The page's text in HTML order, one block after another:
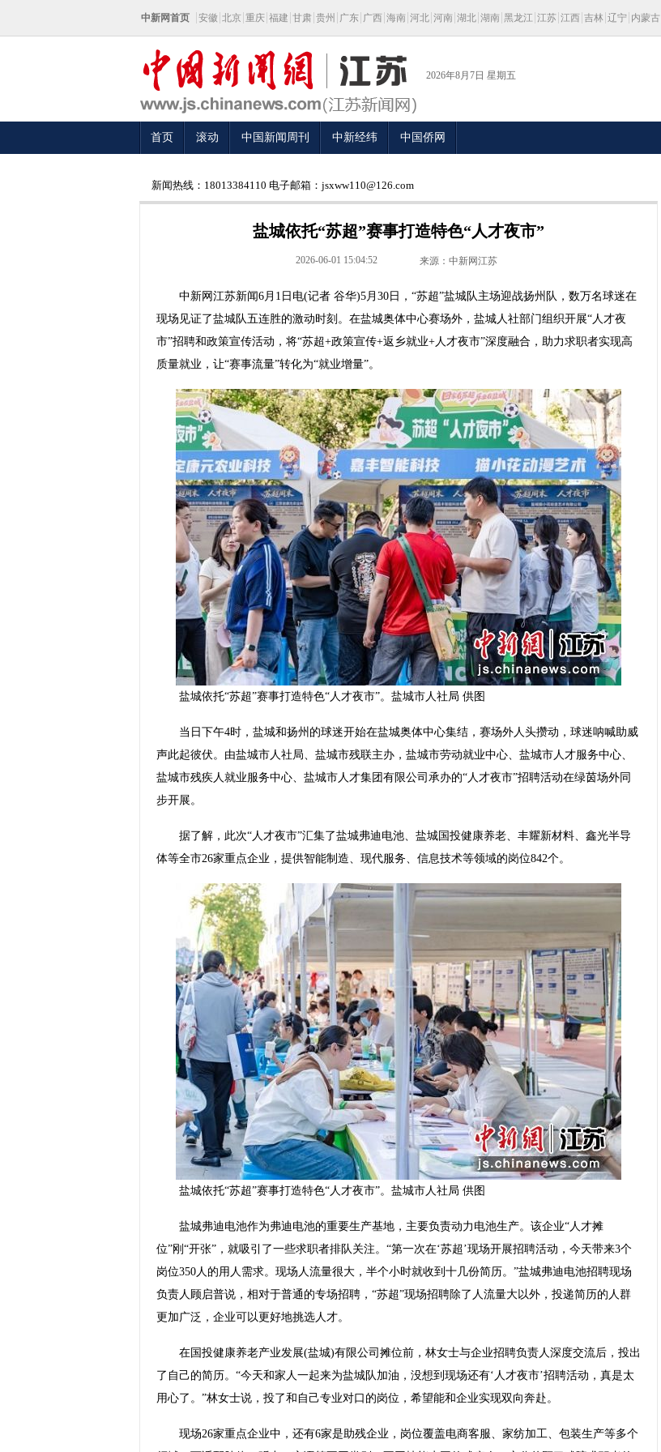
中新网首页 安徽 北京 重庆 福建 甘肃 贵州 广东 广西 海南 河北 河南 湖北 湖南 黑龙江 江苏 江西 吉林 辽宁 内蒙古
2026年8月7日 星期五
首页 滚动 中国新闻周刊 中新经纬 中国侨网
新闻热线：18013384110 电子邮箱：jsxww110@126.com
盐城依托“苏超”赛事打造特色“人才夜市”
2026-06-01 15:04:52 来源：中新网江苏
中新网江苏新闻6月1日电(记者 谷华)5月30日，“苏超”盐城队主场迎战扬州队，数万名球迷在
现场见证了盐城队五连胜的激动时刻。在盐城奥体中心赛场外，盐城人社部门组织开展“人才夜
市”招聘和政策宣传活动，将“苏超+政策宣传+返乡就业+人才夜市”深度融合，助力求职者实现高
质量就业，让“赛事流量”转化为“就业增量”。
盐城依托“苏超”赛事打造特色“人才夜市”。盐城市人社局 供图
当日下午4时，盐城和扬州的球迷开始在盐城奥体中心集结，赛场外人头攒动，球迷呐喊助威
声此起彼伏。由盐城市人社局、盐城市残联主办，盐城市劳动就业中心、盐城市人才服务中心、
盐城市残疾人就业服务中心、盐城市人才集团有限公司承办的“人才夜市”招聘活动在绿茵场外同
步开展。
据了解，此次“人才夜市”汇集了盐城弗迪电池、盐城国投健康养老、丰耀新材料、鑫光半导
体等全市26家重点企业，提供智能制造、现代服务、信息技术等领域的岗位842个。
盐城依托“苏超”赛事打造特色“人才夜市”。盐城市人社局 供图
盐城弗迪电池作为弗迪电池的重要生产基地，主要负责动力电池生产。该企业“人才摊
位”刚“开张”，就吸引了一些求职者排队关注。“第一次在‘苏超’现场开展招聘活动，今天带来3个
岗位350人的用人需求。现场人流量很大，半个小时就收到十几份简历。”盐城弗迪电池招聘现场
负责人顾启普说，相对于普通的专场招聘，“苏超”现场招聘除了人流量大以外，投递简历的人群
更加广泛，企业可以更好地挑选人才。
在国投健康养老产业发展(盐城)有限公司摊位前，林女士与企业招聘负责人深度交流后，投出
了自己的简历。“今天和家人一起来为盐城队加油，没想到现场还有‘人才夜市’招聘活动，真是太
用心了。”林女士说，投了和自己专业对口的岗位，希望能和企业实现双向奔赴。
现场26家重点企业中，还有6家是助残企业，岗位覆盖电商客服、家纺加工、包装生产等多个